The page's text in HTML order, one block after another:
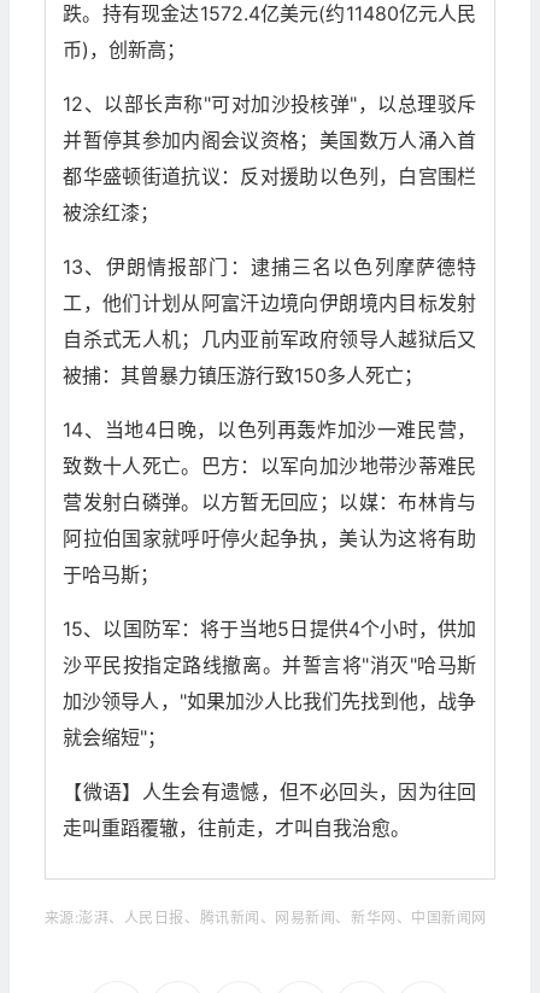
跌。持有现金达1572.4亿美元(约11480亿元人民
币)，创新高；
12、以部长声称"可对加沙投核弹"，以总理驳斥
并暂停其参加内阁会议资格；美国数万人涌入首
都华盛顿街道抗议：反对援助以色列，白宫围栏
被涂红漆；
13、伊朗情报部门：逮捕三名以色列摩萨德特
工，他们计划从阿富汗边境向伊朗境内目标发射
自杀式无人机；几内亚前军政府领导人越狱后又
被捕：其曾暴力镇压游行致150多人死亡；
14、当地4日晚，以色列再轰炸加沙一难民营，
致数十人死亡。巴方：以军向加沙地带沙蒂难民
营发射白磷弹。以方暂无回应；以媒：布林肯与
阿拉伯国家就呼吁停火起争执，美认为这将有助
于哈马斯；
15、以国防军：将于当地5日提供4个小时，供加
沙平民按指定路线撤离。并誓言将"消灭"哈马斯
加沙领导人，"如果加沙人比我们先找到他，战争
就会缩短"；
【微语】人生会有遗憾，但不必回头，因为往回
走叫重蹈覆辙，往前走，才叫自我治愈。
来源:澎湃、人民日报、腾讯新闻、网易新闻、新华网、中国新闻网